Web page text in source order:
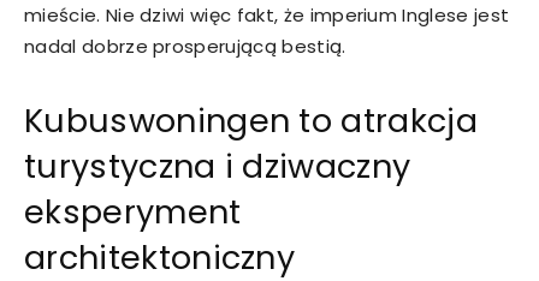
mieście. Nie dziwi więc fakt, że imperium Inglese jest
nadal dobrze prosperującą bestią.
Kubuswoningen to atrakcja
turystyczna i dziwaczny
eksperyment
architektoniczny